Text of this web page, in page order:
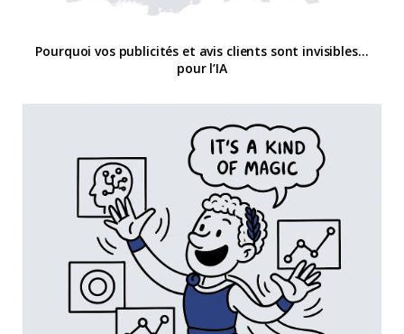
Pourquoi vos publicités et avis clients sont invisibles…
pour l’IA